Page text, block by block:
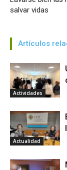
salvar vidas
Artículos
Actividades
Actualidad